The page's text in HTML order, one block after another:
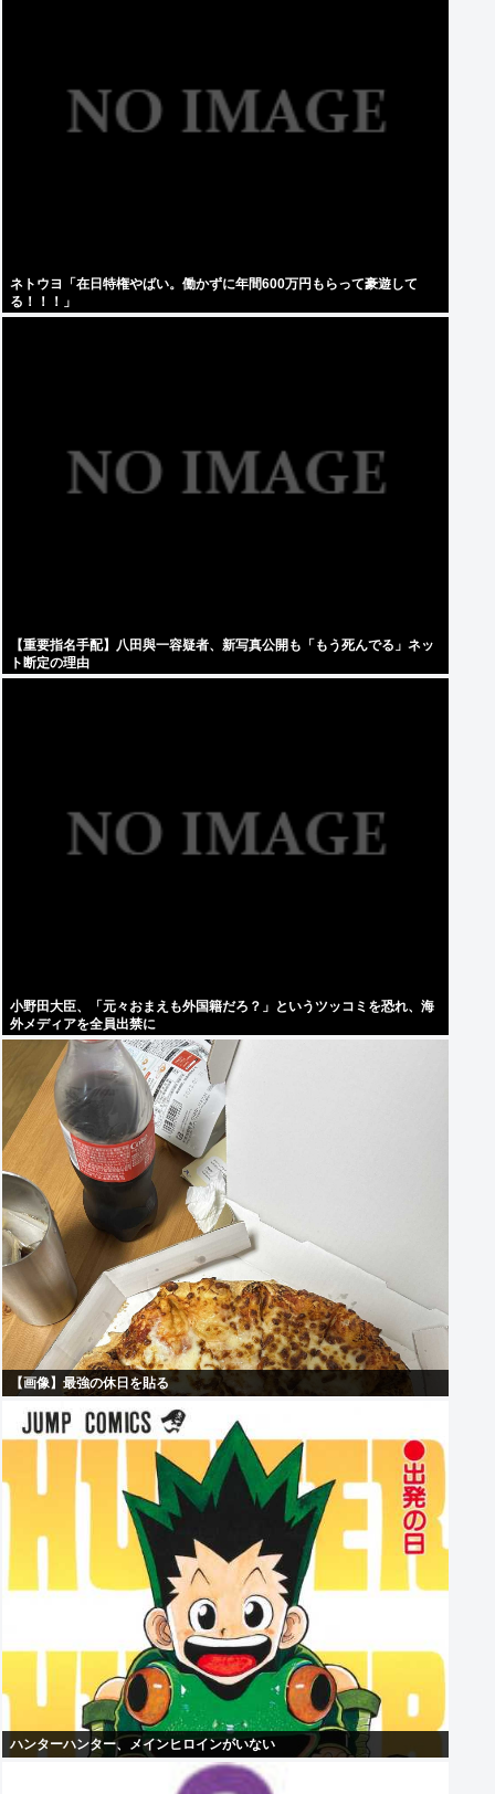
ネトウヨ「在日特権やばい。働かずに年間600万円もらって豪遊して
る！！！」
【重要指名手配】八田與一容疑者、新写真公開も「もう死んでる」ネッ
ト断定の理由
小野田大臣、「元々おまえも外国籍だろ？」というツッコミを恐れ、海
外メディアを全員出禁に
【画像】最強の休日を貼る
ハンターハンター、メインヒロインがいない